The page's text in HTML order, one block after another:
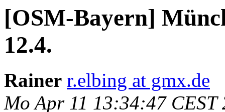
[OSM-Bayern]
12.4.
Rainer r.elbing at gmx.de
Mo Apr 11 13:34:47 CEST